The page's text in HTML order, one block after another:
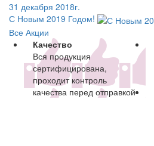
31 декабря 2018г.
С Новым 2019 Годом!
Все Акции
Качество
Вся продукция
сертифицирована,
проходит контроль
качества перед отправкой